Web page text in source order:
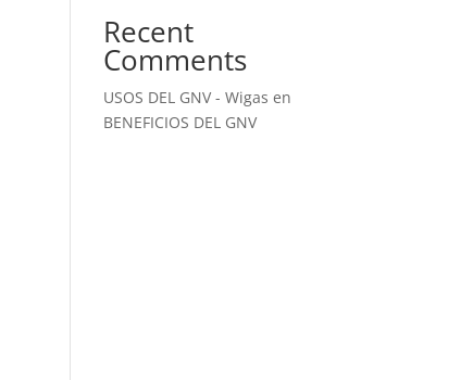
Recent
Comments
USOS DEL GNV - Wigas en
BENEFICIOS DEL GNV